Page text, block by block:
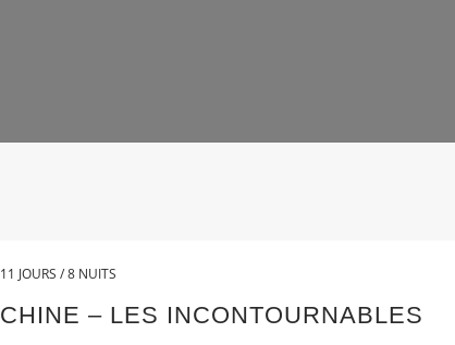
11 JOURS / 8 NUITS
CHINE – LES INCONTOURNABLES